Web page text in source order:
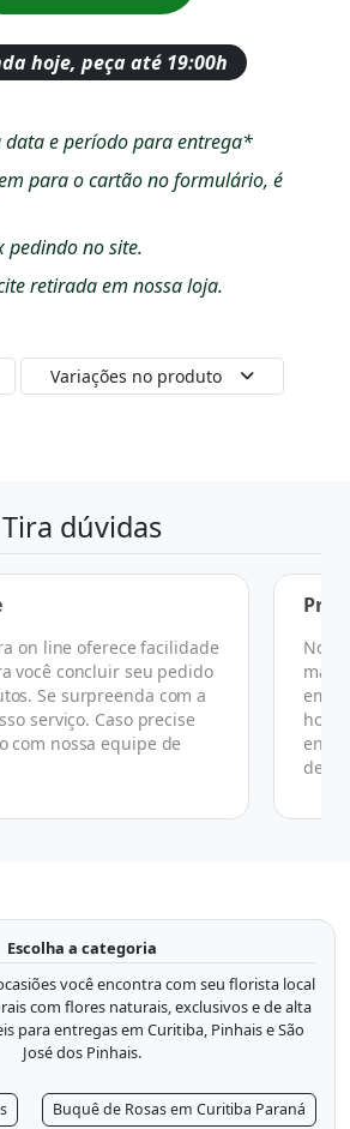
hoje, peça até 19:00h
data e período para entrega*
para o cartão no formulário, é
pedindo no site.
retirada em nossa loja.
Variações no produto
Tira dúvidas
on line oferece facilidade
você concluir seu pedido
Se surpreenda com a
serviço. Caso precise
com nossa equipe de
No
em
de
Escolha a categoria
você encontra com seu florista local
com flores naturais, exclusivos e de alta
para entregas em Curitiba, Pinhais e São
José dos Pinhais.
Buquê de Rosas em Curitiba Paraná